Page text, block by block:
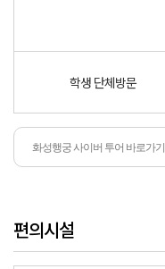
학생 단체방문
화성행궁 사이버 투어 바로가기
편의시설